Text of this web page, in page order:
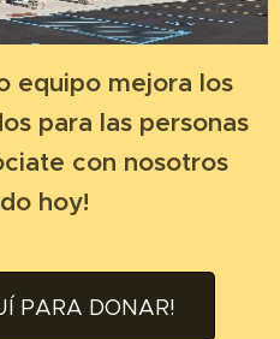
equipo mejora los
para las personas
con nosotros
hoy!
PARA DONAR!